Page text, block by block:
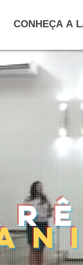
CONHEÇA A